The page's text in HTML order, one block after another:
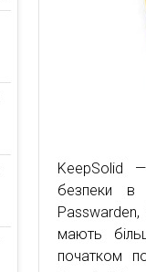
KeepSolid
безпеки в
мають
початком